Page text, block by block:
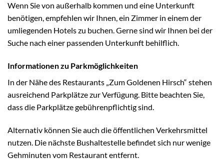
Wenn Sie von außerhalb kommen und eine Unterkunft
benötigen, empfehlen wir Ihnen, ein Zimmer in einem der
umliegenden Hotels zu buchen. Gerne sind wir Ihnen bei der
Suche nach einer passenden Unterkunft behilflich.
Informationen zu Parkmöglichkeiten
In der Nähe des Restaurants „Zum Goldenen Hirsch“ stehen
ausreichend Parkplätze zur Verfügung. Bitte beachten Sie,
dass die Parkplätze gebührenpflichtig sind.
Alternativ können Sie auch die öffentlichen Verkehrsmittel
nutzen. Die nächste Bushaltestelle befindet sich nur wenige
Gehminuten vom Restaurant entfernt.